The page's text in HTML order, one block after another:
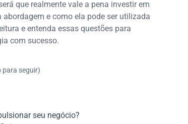
que realmente vale a pena investir em
e como ela pode ser utilizada
e entenda essas questões para
com sucesso.
para seguir)
seu negócio?